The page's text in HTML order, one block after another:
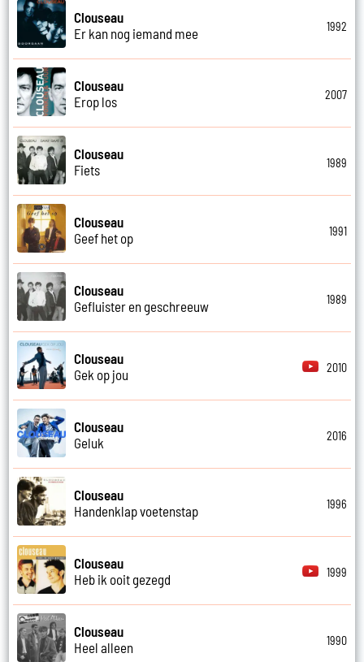
Clouseau
Er kan nog iemand mee
1992
Clouseau
Erop los
2007
Clouseau
Fiets
1989
Clouseau
Geef het op
1991
Clouseau
Gefluister en geschreeuw
1989
Clouseau
Gek op jou
2010
Clouseau
Geluk
2016
Clouseau
Handenklap voetenstap
1996
Clouseau
Heb ik ooit gezegd
1999
Clouseau
Heel alleen
1990